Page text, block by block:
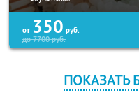
от 350 руб.
до7700руб.
ПОКАЗАТЬ